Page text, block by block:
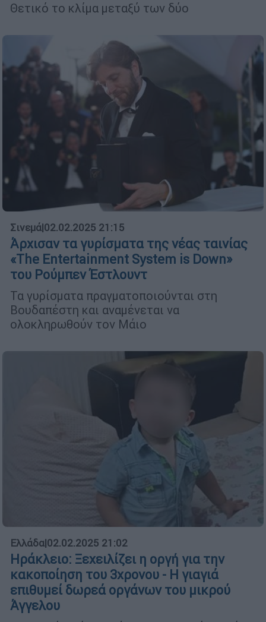
Θετικό το κλίμα μεταξύ των δύο
Σινεμά|02.02.2025 21:15
Άρχισαν τα γυρίσματα της νέας ταινίας
«The Entertainment System is Down»
του Ρούμπεν Έστλουντ
Τα γυρίσματα πραγματοποιούνται στη
Βουδαπέστη και αναμένεται να
ολοκληρωθούν τον Μάιο
Ελλάδα|02.02.2025 21:02
Ηράκλειο: Ξεχειλίζει η οργή για την
κακοποίηση του 3χρονου - Η γιαγιά
επιθυμεί δωρεά οργάνων του μικρού
Άγγελου